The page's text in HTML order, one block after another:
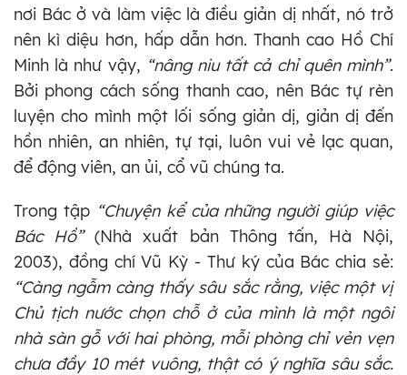
nơi Bác ở và làm việc là điều giản dị nhất, nó trở
nên kì diệu hơn, hấp dẫn hơn. Thanh cao Hồ Chí
Minh là như vậy, “nâng niu tất cả chỉ quên mình”.
Bởi phong cách sống thanh cao, nên Bác tự rèn
luyện cho mình một lối sống giản dị, giản dị đến
hồn nhiên, an nhiên, tự tại, luôn vui vẻ lạc quan,
để động viên, an ủi, cổ vũ chúng ta.
Trong tập “Chuyện kể của những người giúp việc
Bác Hồ”(Nhà xuất bản Thông tấn, Hà Nội,
2003), đồng chí Vũ Kỳ - Thư ký của Bác chia sẻ:
“Càng ngẫm càng thấy sâu sắc rằng, việc một vị
Chủ tịch nước chọn chỗ ở của mình là một ngôi
nhà sàn gỗ với hai phòng, mỗi phòng chỉ vẻn vẹn
chưa đầy 10 mét vuông, thật có ý nghĩa sâu sắc.